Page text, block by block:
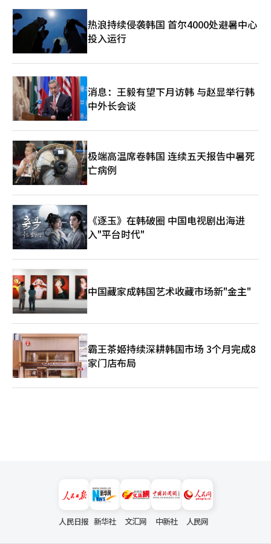
国土部部长金允德则对首尔市的解释做出了不利的解读。他表
示：“除了月度进度报告外，若发生对结构或主要工序有重大影响
的事项，公团规定应进行单独情况报告”，并称：“首尔市未能履
行报告义务。” 对此，首尔市反驳称：“该规定仅为国家铁路公
团内部标准，委托协议中并无单独报告义务。” 此次争议的本质
在于，首尔市在发现钢筋缺失后所采取的应对措施是否符合市民的
安全期望。此次在选举临近时爆发的争论，究竟会被视为“安全系
统正常运作的案例”，还是“对安全的敷衍应对”，将取决于后续
调查和市民的判断。
热浪持续侵袭韩国 首尔4000处避暑中心
投入运行
消息：王毅有望下月访韩 与赵显举行韩
中外长会谈
极端高温席卷韩国 连续五天报告中暑死
亡病例
《逐玉》在韩破圈 中国电视剧出海进
入"平台时代"
中国藏家成韩国艺术收藏市场新"金主"
霸王茶姬持续深耕韩国市场 3个月完成8
家门店布局
人民日报 新华社 文汇网 中新社 人民网